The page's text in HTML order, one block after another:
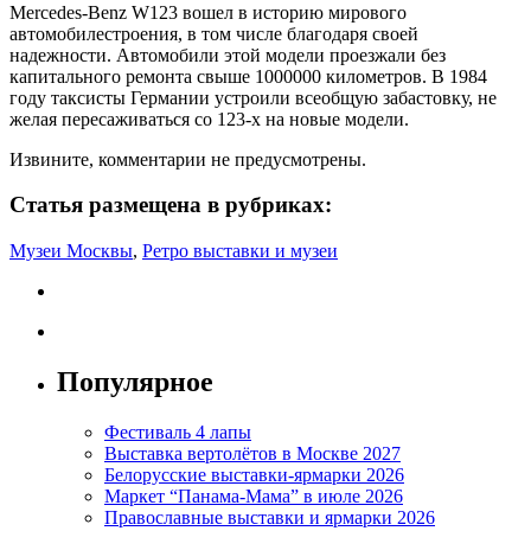
Mercedes-Benz W123 вошел в историю мирового
автомобилестроения, в том числе благодаря своей
надежности. Автомобили этой модели проезжали без
капитального ремонта свыше 1000000 километров. В 1984
году таксисты Германии устроили всеобщую забастовку, не
желая пересаживаться со 123-х на новые модели.
Извините, комментарии не предусмотрены.
Статья размещена в рубриках:
Музеи Москвы, Ретро выставки и музеи
Популярное
Фестиваль 4 лапы
Выставка вертолётов в Москве 2027
Белорусские выставки-ярмарки 2026
Маркет “Панама-Мама” в июле 2026
Православные выставки и ярмарки 2026